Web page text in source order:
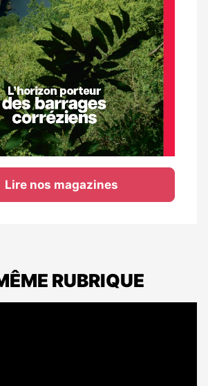
Lire nos magazines
RUBRIQUE